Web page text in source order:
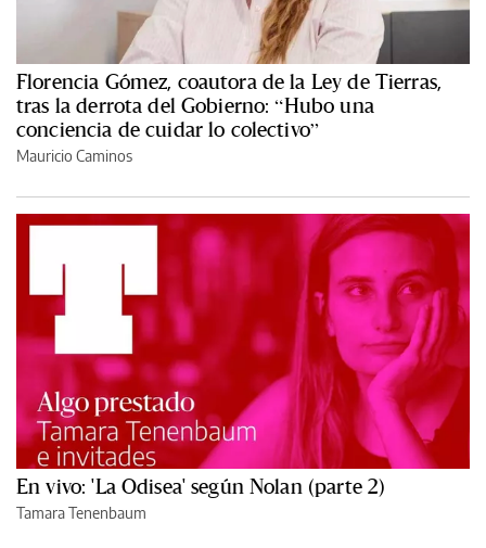
Florencia Gómez, coautora de la Ley de Tierras,
tras la derrota del Gobierno: “Hubo una
conciencia de cuidar lo colectivo”
Mauricio Caminos
En vivo: 'La Odisea' según Nolan (parte 2)
Tamara Tenenbaum